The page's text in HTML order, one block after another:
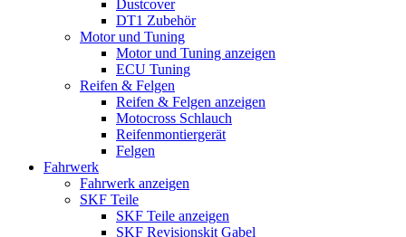
Dustcover
DT1 Zubehör
Motor und Tuning
Motor und Tuning anzeigen
ECU Tuning
Reifen & Felgen
Reifen & Felgen anzeigen
Motocross Schlauch
Reifenmontiergerät
Felgen
Fahrwerk
Fahrwerk anzeigen
SKF Teile
SKF Teile anzeigen
SKF Revisionskit Gabel